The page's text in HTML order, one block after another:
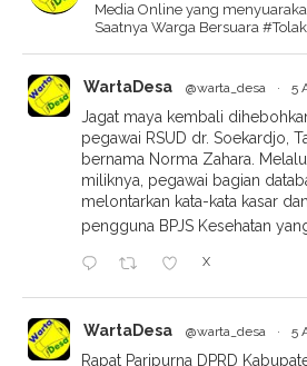
Media Online yang
Saatnya Warga Bersuara
WartaDesa @warta_desa · 5
Jagat maya kembali
pegawai RSUD dr. Soekardjo,
bernama Norma Zahara.
miliknya, pegawai bagian
melontarkan kata-kata kasar
pengguna BPJS Kesehatan
X
WartaDesa @warta_desa · 5
Rapat Paripurna DPRD